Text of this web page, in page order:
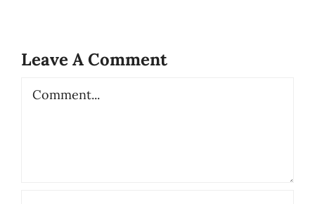
Leave A Comment
Comment